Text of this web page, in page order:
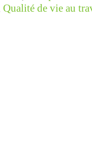
Qualité de vie au